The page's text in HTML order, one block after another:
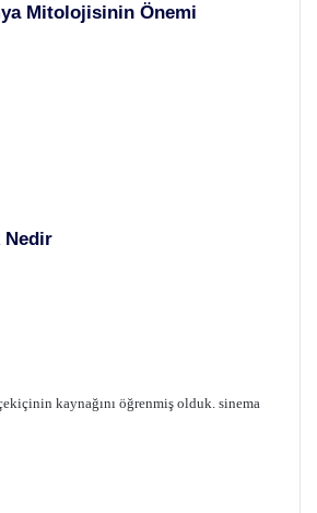
Mitolojisinin Önemi
Nedir
kaynağını öğrenmiş olduk. sinema